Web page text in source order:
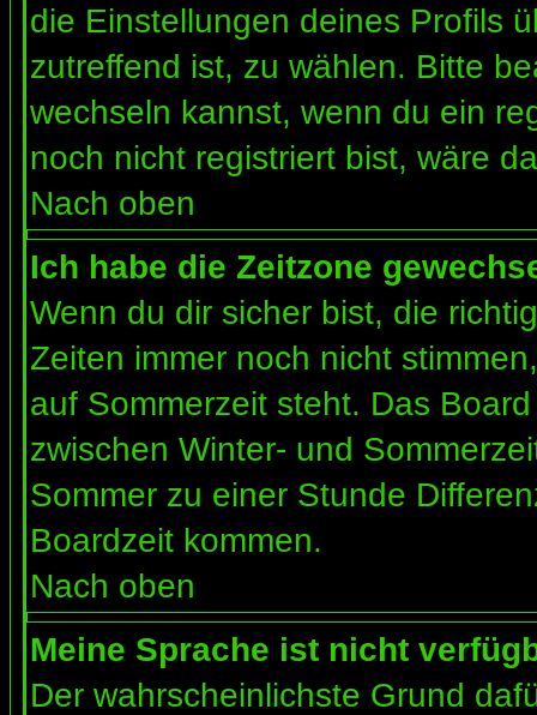
die Einstellungen deines Profils
zutreffend ist, zu wählen. Bitte
wechseln kannst, wenn du ein
noch nicht registriert bist, wäre
Nach oben
Ich habe die Zeitzone
Wenn du dir sicher bist, die
Zeiten immer noch nicht
auf Sommerzeit steht. Das
zwischen Winter- und
Sommer zu einer Stunde
Boardzeit kommen.
Nach oben
Meine Sprache ist nicht
Der wahrscheinlichste Grund